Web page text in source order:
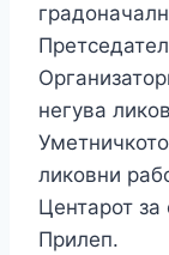
негува
ликовни
Центарот
Прилеп.